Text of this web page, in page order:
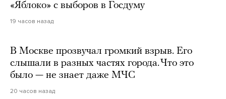
«Яблоко» с выборов в Госдуму
19 часов назад
В Москве прозвучал громкий взрыв. Его
слышали в разных частях города. Что это
было — не знает даже МЧС
20 часов назад